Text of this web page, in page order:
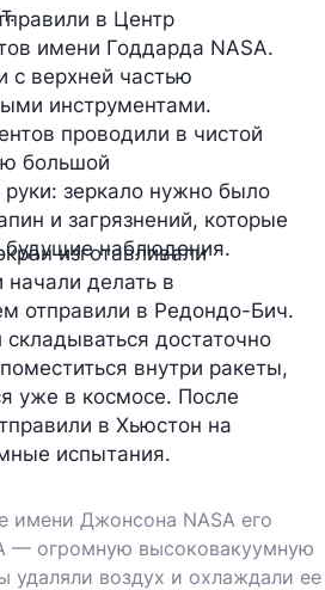
в Центр
имени Годдарда NASA.
с верхней частью
инструментами.
проводили в чистой
большой
руки: зеркало нужно было
и загрязнений, которые
будущие наблюдения.
изготавливали
начали делать в
отправили в Редондо-Бич.
достаточно
внутри ракеты,
уже в космосе. После
в Хьюстон на
испытания.
имени Джонсона NASA его
— огромную высоковакуумную
удаляли воздух и охлаждали ее